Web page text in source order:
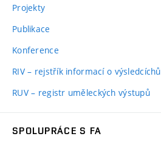
Projekty
Publikace
Konference
RIV – rejstřík informací o výsledcíchů
RUV – registr uměleckých výstupů
SPOLUPRÁCE S FA